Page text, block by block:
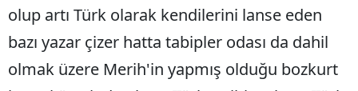
İzmir
Kars
Kastamonu
olup artı Türk olarak kendilerini lanse eden
bazı yazar çizer hatta tabipler odası da dahil
olmak üzere Merih'in yapmış olduğu bozkurt